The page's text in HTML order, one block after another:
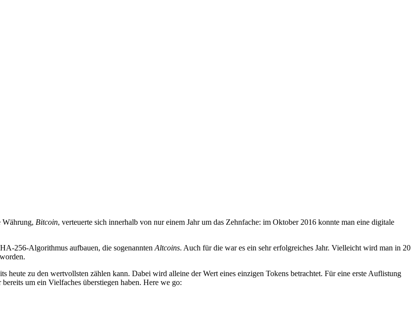
Währung, Bitcoin, verteuerte sich innerhalb von nur einem Jahr um das Zehnfache: im Oktober 2016 konnte man eine digitale
256-Algorithmus aufbauen, die sogenannten Altcoins. Auch für die war es ein sehr erfolgreiches Jahr. Vielleicht wird man in 20
zu den wertvollsten zählen kann. Dabei wird alleine der Wert eines einzigen Tokens betrachtet. Für eine erste Auflistung
um ein Vielfaches überstiegen haben. Here we go: